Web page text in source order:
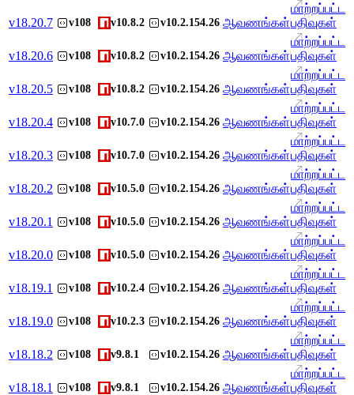
v18.20.7 v108 v10.8.2 v10.2.154.26 ஆவணங்கள்
மாற்றப்பட்ட
பதிவுகள்
v18.20.6 v108 v10.8.2 v10.2.154.26 ஆவணங்கள்
மாற்றப்பட்ட
பதிவுகள்
v18.20.5 v108 v10.8.2 v10.2.154.26 ஆவணங்கள்
மாற்றப்பட்ட
பதிவுகள்
v18.20.4 v108 v10.7.0 v10.2.154.26 ஆவணங்கள்
மாற்றப்பட்ட
பதிவுகள்
v18.20.3 v108 v10.7.0 v10.2.154.26 ஆவணங்கள்
மாற்றப்பட்ட
பதிவுகள்
v18.20.2 v108 v10.5.0 v10.2.154.26 ஆவணங்கள்
மாற்றப்பட்ட
பதிவுகள்
v18.20.1 v108 v10.5.0 v10.2.154.26 ஆவணங்கள்
மாற்றப்பட்ட
பதிவுகள்
v18.20.0 v108 v10.5.0 v10.2.154.26 ஆவணங்கள்
மாற்றப்பட்ட
பதிவுகள்
v18.19.1 v108 v10.2.4 v10.2.154.26 ஆவணங்கள்
மாற்றப்பட்ட
பதிவுகள்
v18.19.0 v108 v10.2.3 v10.2.154.26 ஆவணங்கள்
மாற்றப்பட்ட
பதிவுகள்
v18.18.2 v108 v9.8.1 v10.2.154.26 ஆவணங்கள்
மாற்றப்பட்ட
பதிவுகள்
v18.18.1 v108 v9.8.1 v10.2.154.26 ஆவணங்கள்
மாற்றப்பட்ட
பதிவுகள்